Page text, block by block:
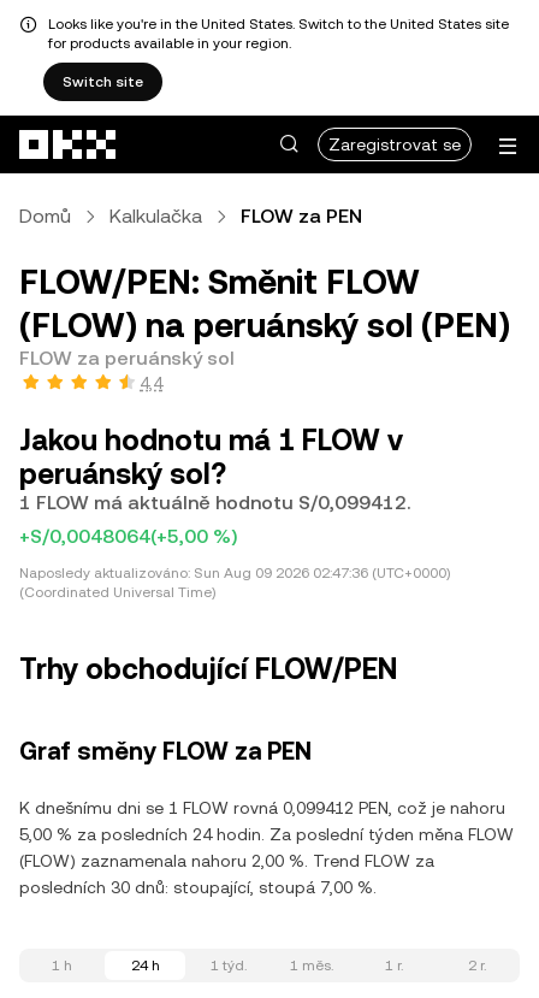
Looks like you're in the United States. Switch to the United States site
for products available in your region.
Switch site
Zaregistrovat se
Domů Kalkulačka FLOW za PEN
FLOW/PEN: Směnit FLOW
(FLOW) na peruánský sol (PEN)
FLOW za peruánský sol
4,4
Jakou hodnotu má 1 FLOW v
peruánský sol?
1 FLOW má aktuálně hodnotu S/0,099412.
+S/0,0048064(+5,00 %)
Naposledy aktualizováno: Sun Aug 09 2026 02:47:36 (UTC+0000)
(Coordinated Universal Time)
Trhy obchodující FLOW/PEN
Graf směny FLOW za PEN
K dnešnímu dni se 1 FLOW rovná 0,099412 PEN, což je nahoru
5,00 % za posledních 24 hodin. Za poslední týden měna FLOW
(FLOW) zaznamenala nahoru 2,00 %. Trend FLOW za
posledních 30 dnů: stoupající, stoupá 7,00 %.
1 h 24 h 1 týd. 1 měs. 1 r. 2 r.